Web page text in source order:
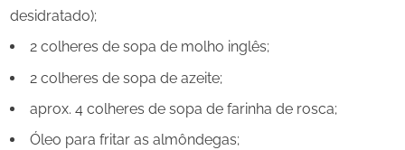
desidratado);
2 colheres de sopa de molho inglês;
2 colheres de sopa de azeite;
aprox. 4 colheres de sopa de farinha de rosca;
Óleo para fritar as almôndegas;